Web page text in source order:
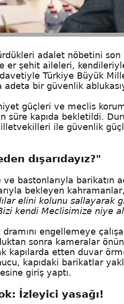
adalet nöbetini
er şehit aileleri,
Türkiye Büyük
bir güvenlik
güçleri ve meclis
süre kapıda bekletildi.
ile güvenlik
dışarıdayız?"
bastonlarıyla barikatın
bekleyen
elini kolunu sallayarak
kendi Meclisimize niye
engellemeye
sonra kameralar
etten duvar
kapıdaki barikatlar
giriş yaptı.
İzleyici yasağı!